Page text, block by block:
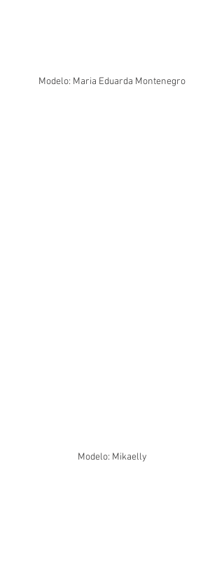
Modelo: Maria Eduarda Montenegro
Modelo: Mikaelly